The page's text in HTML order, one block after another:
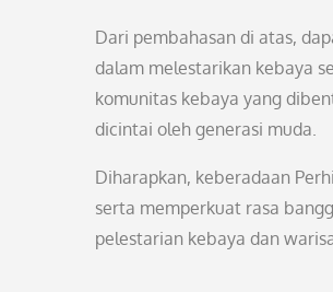
Dari pembahasan di atas,
dalam melestarikan kebaya
komunitas kebaya yang
dicintai oleh generasi muda.
Diharapkan, keberadaan
serta memperkuat rasa
pelestarian kebaya dan